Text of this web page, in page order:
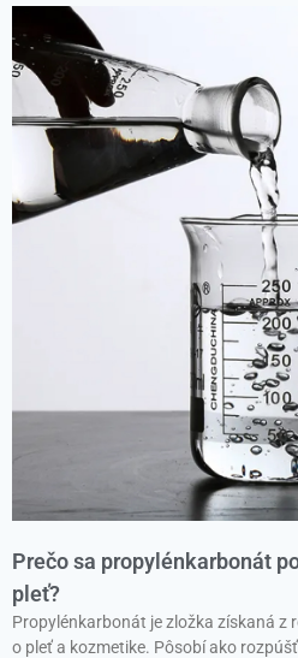
Prečo sa propylénkarbonát
pleť?
Propylénkarbonát je zložka získaná
o pleť a kozmetike. Pôsobí ako